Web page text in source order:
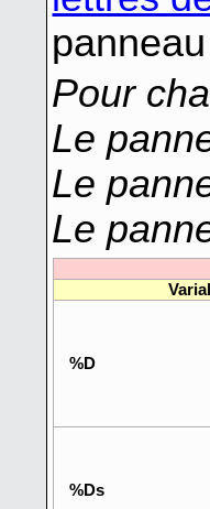
Pour
Le
Le
Le
%D
%Ds